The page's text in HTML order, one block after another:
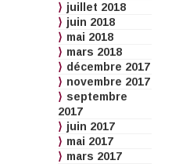
juillet 2018
juin 2018
mai 2018
mars 2018
décembre 2017
novembre 2017
septembre
2017
juin 2017
mai 2017
mars 2017